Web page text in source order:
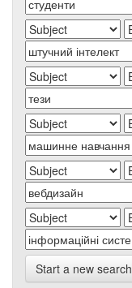
Start a new search